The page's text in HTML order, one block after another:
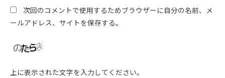
次回のコメントで使用するためブラウザーに自分の名前、メ
ールアドレス、サイトを保存する。
上に表示された文字を入力してください。